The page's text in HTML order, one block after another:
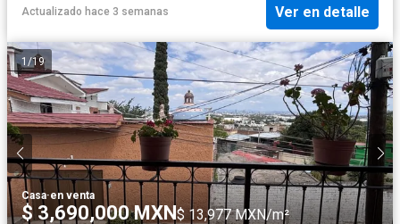
Actualizado hace 3 semanas Ver en detalle
1 /19
Casa·en venta
$ 3,690,000 MXN$ 13,977 MXN/m²